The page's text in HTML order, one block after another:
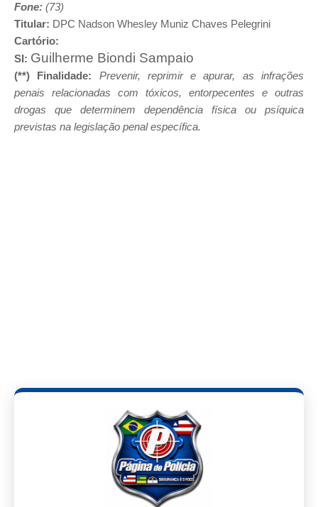
Fone: (73)
Titular: DPC Nadson Whesley Muniz Chaves Pelegrini
Cartório:
SI: Guilherme Biondi Sampaio
(**) Finalidade: Prevenir, reprimir e apurar, as infrações
penais relacionadas com tóxicos, entorpecentes e outras
drogas que determinem dependência física ou psíquica
previstas na legislação penal específica.